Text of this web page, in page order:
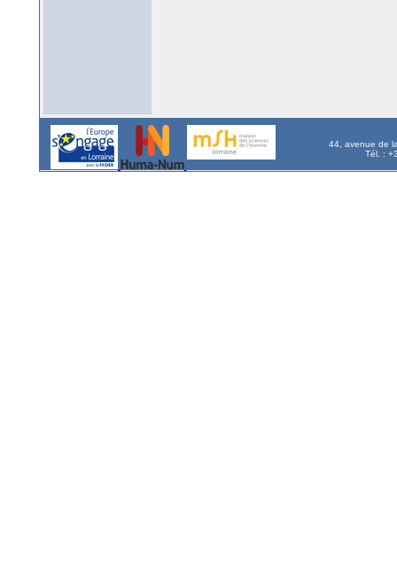
44, avenue de
Tél. :